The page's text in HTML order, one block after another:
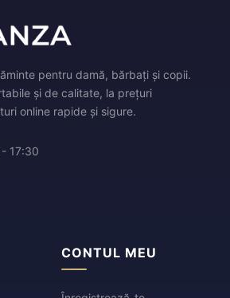
pentru damă, bărbați și copii.
și de calitate, la prețuri
online rapide și sigure.
17:30
CONTUL MEU